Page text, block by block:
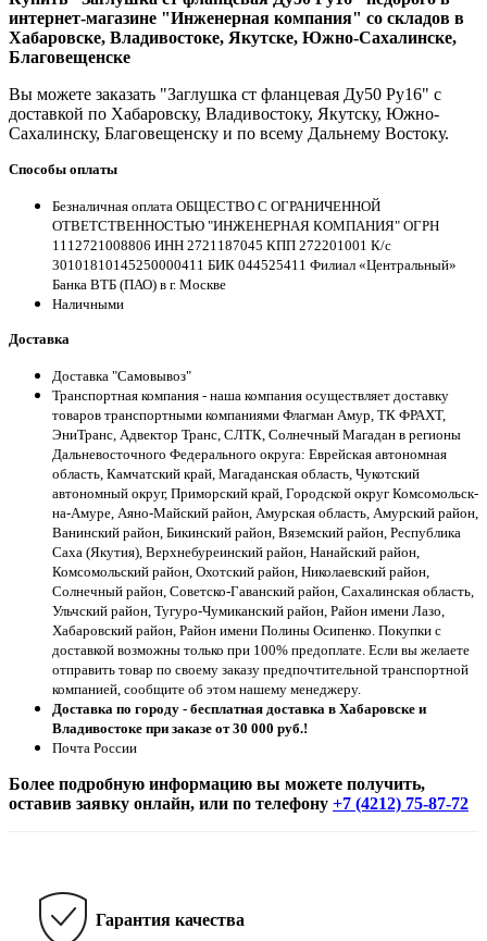
интернет-магазине "Инженерная компания" со складов в
Хабаровске, Владивостоке, Якутске, Южно-Сахалинске,
Благовещенске
Вы можете заказать "Заглушка ст фланцевая Ду50 Ру16" с
доставкой по Хабаровску, Владивостоку, Якутску, Южно-
Сахалинску, Благовещенску и по всему Дальнему Востоку.
Способы оплаты
Безналичная оплата ОБЩЕСТВО С ОГРАНИЧЕННОЙ
ОТВЕТСТВЕННОСТЬЮ "ИНЖЕНЕРНАЯ КОМПАНИЯ" ОГРН
1112721008806 ИНН 2721187045 КПП 272201001 К/с
30101810145250000411 БИК 044525411 Филиал «Центральный»
Банка ВТБ (ПАО) в г. Москве
Наличными
Доставка
Доставка "Самовывоз"
Транспортная компания - наша компания осуществляет доставку
товаров транспортными компаниями Флагман Амур, ТК ФРАХТ,
ЭниТранс, Адвектор Транс, СЛТК, Солнечный Магадан в регионы
Дальневосточного Федерального округа: Еврейская автономная
область, Камчатский край, Магаданская область, Чукотский
автономный округ, Приморский край, Городской округ Комсомольск-
на-Амуре, Аяно-Майский район, Амурская область, Амурский район,
Ванинский район, Бикинский район, Вяземский район, Республика
Саха (Якутия), Верхнебуреинский район, Нанайский район,
Комсомольский район, Охотский район, Николаевский район,
Солнечный район, Советско-Гаванский район, Сахалинская область,
Ульчский район, Тугуро-Чумиканский район, Район имени Лазо,
Хабаровский район, Район имени Полины Осипенко. Покупки с
доставкой возможны только при 100% предоплате. Если вы желаете
отправить товар по своему заказу предпочтительной транспортной
компанией, сообщите об этом нашему менеджеру.
Доставка по городу - бесплатная доставка в Хабаровске и
Владивостоке при заказе от 30 000 руб.!
Почта России
Более подробную информацию вы можете получить,
оставив заявку онлайн, или по телефону +7 (4212) 75-87-72
Гарантия качества